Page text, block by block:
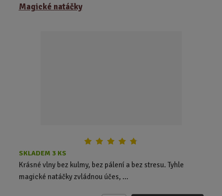
Magické natáčky
SKLADEM 3 KS
Krásné vlny bez kulmy, bez pálení a bez stresu. Tyhle
magické natáčky zvládnou účes, ...